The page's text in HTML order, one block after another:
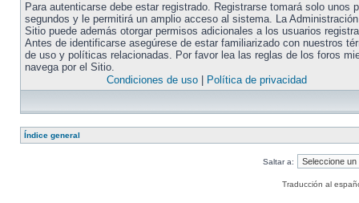
Para autenticarse debe estar registrado. Registrarse tomará solo unos
segundos y le permitirá un amplio acceso al sistema. La
Sitio puede además otorgar permisos adicionales a los usuarios
Antes de identificarse asegúrese de estar familiarizado con nuestros
de uso y políticas relacionadas. Por favor lea las reglas de los foros
navega por el Sitio.
Condiciones de uso| Política de privacidad
Índice general
Saltar a:
Traducción al